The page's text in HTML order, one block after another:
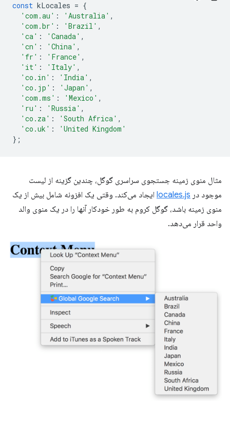
const kLocales = {
'com.au' : 'Australia' ,
'com.br' : 'Brazil' ,
'ca' : 'Canada' ,
'cn' : 'China' ,
'fr' : 'France' ,
'it' : 'Italy' ,
'co.in' : 'India' ,
'co.jp' : 'Japan' ,
'com.ms' : 'Mexico' ,
'ru' : 'Russia' ,
'co.za' : 'South Africa' ,
'co.uk' :
'United Kingdom'
};
مثال منوی زمینه جستجوی سراسری گوگل، چندین گزینه از لیست
موجود در locales.js ایجاد می‌کند. وقتی یک افزونه شامل بیش از یک
منوی زمینه باشد، گوگل کروم به طور خودکار آنها را در یک منوی والد
واحد قرار می‌دهد.